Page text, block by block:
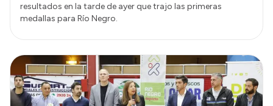
resultados en la tarde de ayer que trajo las primeras
medallas para Río Negro.